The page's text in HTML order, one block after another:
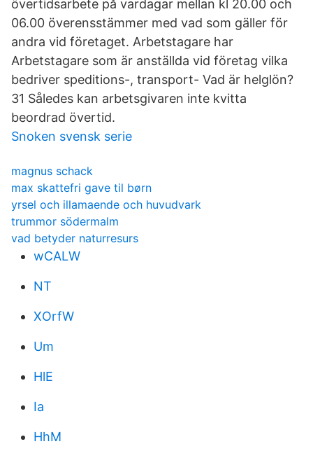
övertidsarbete på vardagar mellan kl 20.00 och
06.00 överensstämmer med vad som gäller för
andra vid företaget. Arbetstagare har
Arbetstagare som är anställda vid företag vilka
bedriver speditions-, transport- Vad är helglön?
31 Således kan arbetsgivaren inte kvitta
beordrad övertid.
Snoken svensk serie
magnus schack
max skattefri gave til børn
yrsel och illamaende och huvudvark
trummor södermalm
vad betyder naturresurs
wCALW
NT
XOrfW
Um
HlE
Ia
HhM